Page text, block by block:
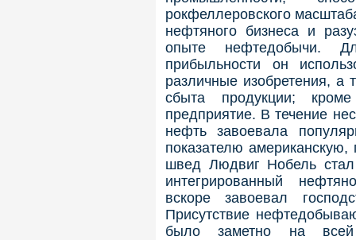
рокфеллеровского
нефтяного бизнеса и
опыте нефтедобычи.
прибыльности он
различные изобретения,
сбыта продукции;
предприятие. В течение
нефть завоевала
показателю
швед Людвиг Нобель
интегрированный
вскоре завоевал
Присутствие
было заметно на всей